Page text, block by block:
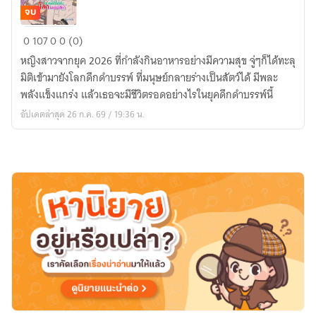
[มี
E-
Book]
เมื่อ
ฉัน
ทุ
ละ
มิติ
ไป
มนุษย์
สัตว์
จบ
010700 (0)
หญิงสาวจากยุค 2026 ที่กำลังกินอาหารอย่างมีความสุข จู่ๆก็ได้ทะลุ
มิติเข้ามายังโลกดึกดำบรรพ์ ที่มนุษย์กลายร่างเป็นสัตว์ได้ มีพละ
พลังแข็งแกร่ง แล้วเธอจะมีชีวิตรอดอย่างไรในยุคดึกดำบรรพ์นี้
อัปเดตล่าสุด 26 ก.ค. 69 / 19:36 น.